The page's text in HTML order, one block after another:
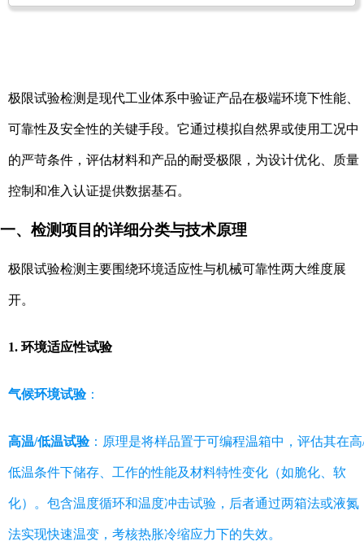
极限试验检测是现代工业体系中验证产品在极端环境下性能、
可靠性及安全性的关键手段。它通过模拟自然界或使用工况中
的严苛条件，评估材料和产品的耐受极限，为设计优化、质量
控制和准入认证提供数据基石。
一、检测项目的详细分类与技术原理
极限试验检测主要围绕环境适应性与机械可靠性两大维度展
开。
1. 环境适应性试验
气候环境试验：
高温/低温试验：原理是将样品置于可编程温箱中，评估其在
低温条件下储存、工作的性能及材料特性变化（如脆化、软
化）。包含温度循环和温度冲击试验，后者通过两箱法或液氮
法实现快速温变，考核热胀冷缩应力下的失效。